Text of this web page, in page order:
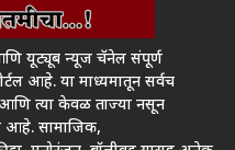
आणि यूट्यूब न्यूज चॅनेल संपूर्ण
आहे. या माध्यमातून सर्वच
आणि त्या केवळ ताज्या नसून
आहे. सामाजिक,